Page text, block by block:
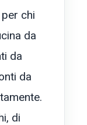
chi
da
da
da
di